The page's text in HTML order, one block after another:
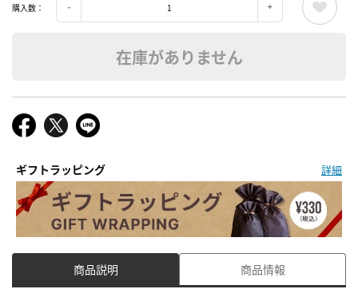
購入数：
在庫がありません
ギフトラッピング 詳細
商品説明 商品情報